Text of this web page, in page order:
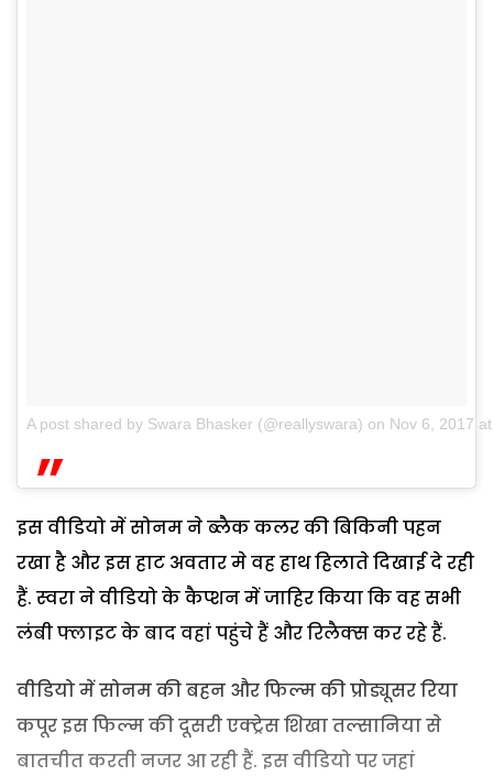
A post shared by Swara Bhasker (@reallyswara) on Nov 6, 2017
इस वीडियो में सोनम ने ब्‍लैक कलर की बिकिनी पहन
रखा है और इस हाट अवतार मे वह हाथ हिलाते दिखाई दे रही
हैं. स्‍वरा ने वीडियो के कैप्‍शन में जाहिर किया कि वह सभी
लंबी फ्लाइट के बाद वहां पहुंचे हैं और रिलैक्‍स कर रहे हैं.
वीडियो में सोनम की बहन और फिल्‍म की प्रोड्यूसर रिया
कपूर इस फिल्‍म की दूसरी एक्‍ट्रेस शिखा तल्‍सानिया से
बातचीत करती नजर आ रही हैं. इस वीडियो पर जहां